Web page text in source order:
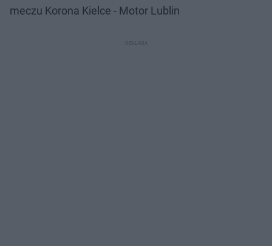
meczu Korona Kielce - Motor Lublin